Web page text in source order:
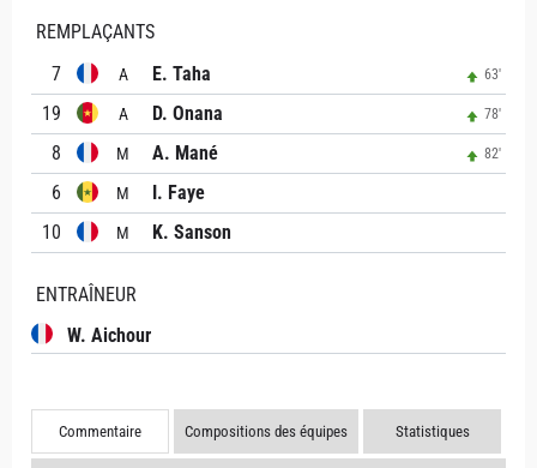
REMPLAÇANTS
7
A E. Taha 63'
19 A D. Onana 78'
8 M A. Mané 82'
6 M
I. Faye
10
M K. Sanson
ENTRAÎNEUR
W. Aichour
Commentaire Compositions des équipes Statistiques